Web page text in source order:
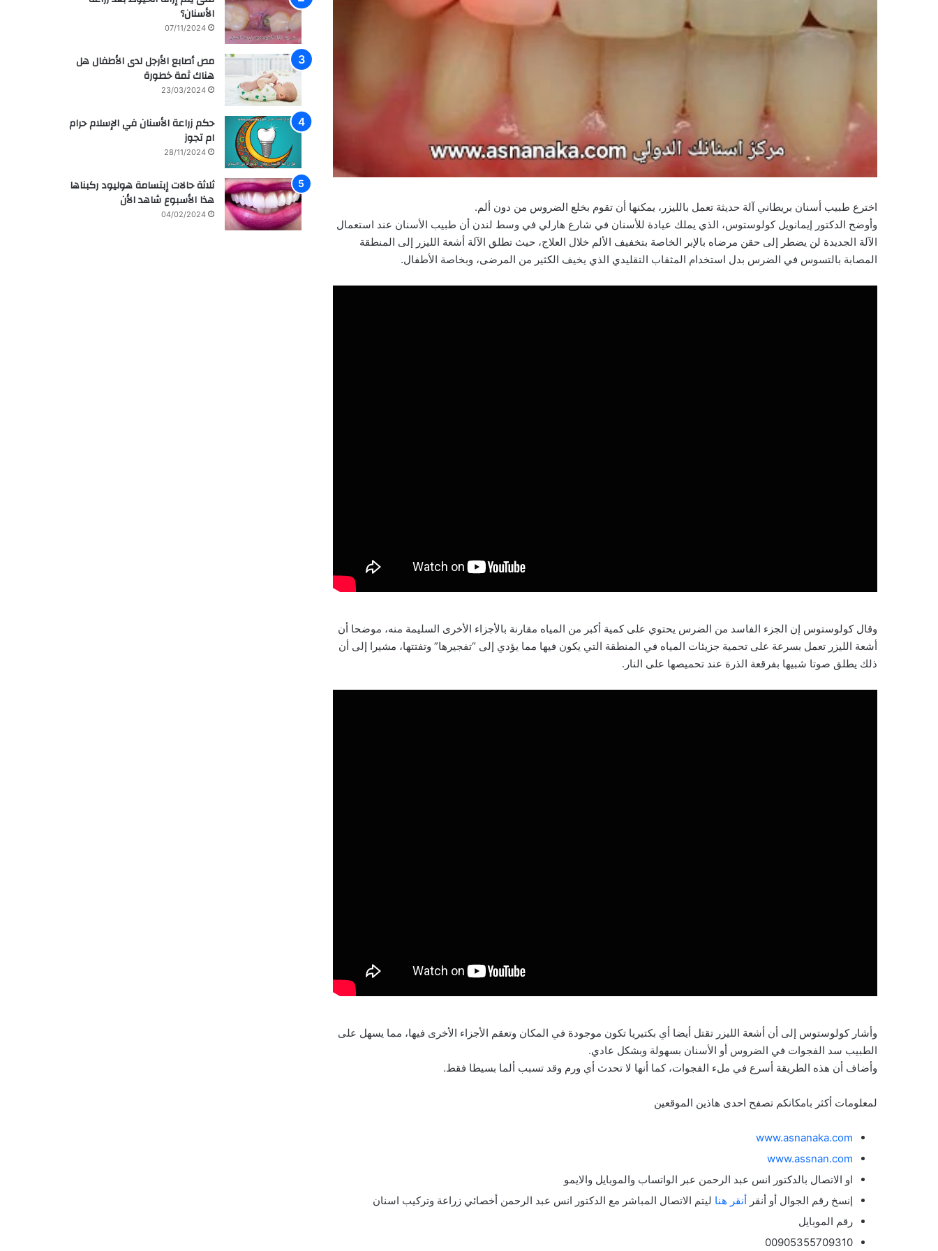
اخترع طبيب أسنان بريطاني آلة حديثة تعمل بالليزر، يمكنها أن تقوم بخلع الضروس من دون ألم.
وأوضح الدكتور إيمانويل كولوستوس، الذي يملك عيادة للأسنان في شارع هارلي في وسط لندن أن طبيب الأسنان عند استعمال
الآلة الجديدة لن يضطر إلى حقن مرضاه بالإبر الخاصة بتخفيف الألم خلال العلاج، حيث تطلق الآلة أشعة الليزر إلى المنطقة
المصابة بالتسوس في الضرس بدل استخدام المثقاب التقليدي الذي يخيف الكثير من المرضى، وبخاصة الأطفال.
وقال كولوستوس إن الجزء الفاسد من الضرس يحتوي على كمية أكبر من المياه مقارنة بالأجزاء الأخرى السليمة منه، موضحا أن
أشعة الليزر تعمل بسرعة على تحمية جزيئات المياه في المنطقة التي يكون فيها مما يؤدي إلى “تفجيرها” وتفتتها، مشيرا إلى أن
ذلك يطلق صوتا شبيها بفرقعة الذرة عند تحميصها على النار.
وأشار كولوستوس إلى أن أشعة الليزر تقتل أيضا أي بكتيريا تكون موجودة في المكان وتعقم الأجزاء الأخرى فيها، مما يسهل على
الطبيب سد الفجوات في الضروس أو الأسنان بسهولة وبشكل عادي.
وأضاف أن هذه الطريقة أسرع في ملء الفجوات، كما أنها لا تحدث أي ورم وقد تسبب ألما بسيطا فقط.
لمعلومات أكثر بامكانكم تصفح احدى هاذين الموقعين
www.asnanaka.com
www.assnan.com
او الاتصال بالدكتور انس عبد الرحمن عبر الواتساب والموبايل والايمو
إنسخ رقم الجوال أو أنقر أنقر هنا ليتم الاتصال المباشر مع الدكتور انس عبد الرحمن أخصائي زراعة وتركيب اسنان
رقم الموبايل
00905355709310
الأسنان؟
07/11/2024
مص أصابع الأرجل لدى الأطفال هل
هناك ثمة خطورة
23/03/2024
حكم زراعة الأسنان في الإسلام حرام
ام تجوز
28/11/2024
ثلاثة حالات إبتسامة هوليود ركبناها
هذا الأسبوع شاهد الأن
04/02/2024